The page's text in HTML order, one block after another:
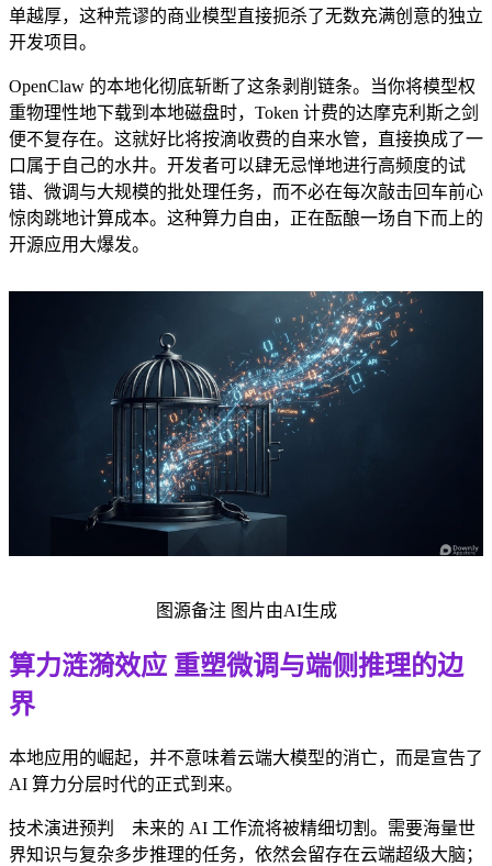
单越厚，这种荒谬的商业模型直接扼杀了无数充满创意的独立
开发项目。
OpenClaw 的本地化彻底斩断了这条剥削链条。当你将模型权
重物理性地下载到本地磁盘时，Token 计费的达摩克利斯之剑
便不复存在。这就好比将按滴收费的自来水管，直接换成了一
口属于自己的水井。开发者可以肆无忌惮地进行高频度的试
错、微调与大规模的批处理任务，而不必在每次敲击回车前心
惊肉跳地计算成本。这种算力自由，正在酝酿一场自下而上的
开源应用大爆发。
图源备注 图片由AI生成
算力涟漪效应 重塑微调与端侧推理的边
界
本地应用的崛起，并不意味着云端大模型的消亡，而是宣告了
AI 算力分层时代的正式到来。
技术演进预判 未来的 AI 工作流将被精细切割。需要海量世
界知识与复杂多步推理的任务，依然会留存在云端超级大脑；